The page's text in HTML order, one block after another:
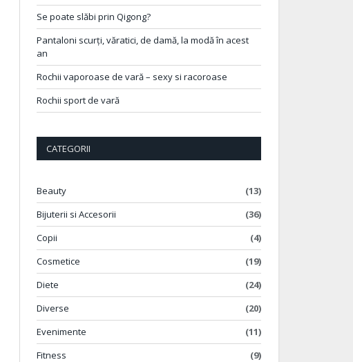
Se poate slăbi prin Qigong?
Pantaloni scurți, văratici, de damă, la modă în acest
an
Rochii vaporoase de vară – sexy si racoroase
Rochii sport de vară
CATEGORII
Beauty
(13)
Bijuterii si Accesorii
(36)
Copii
(4)
Cosmetice
(19)
Diete
(24)
Diverse
(20)
Evenimente
(11)
Fitness
(9)